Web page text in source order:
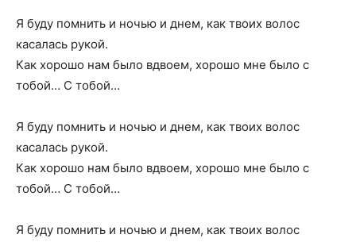
Я буду помнить и ночью и днем, как твоих волос
касалась рукой.
Как хорошо нам было вдвоем, хорошо мне было с
тобой… С тобой…
Я буду помнить и ночью и днем, как твоих волос
касалась рукой.
Как хорошо нам было вдвоем, хорошо мне было с
тобой… С тобой…
Я буду помнить и ночью и днем, как твоих волос